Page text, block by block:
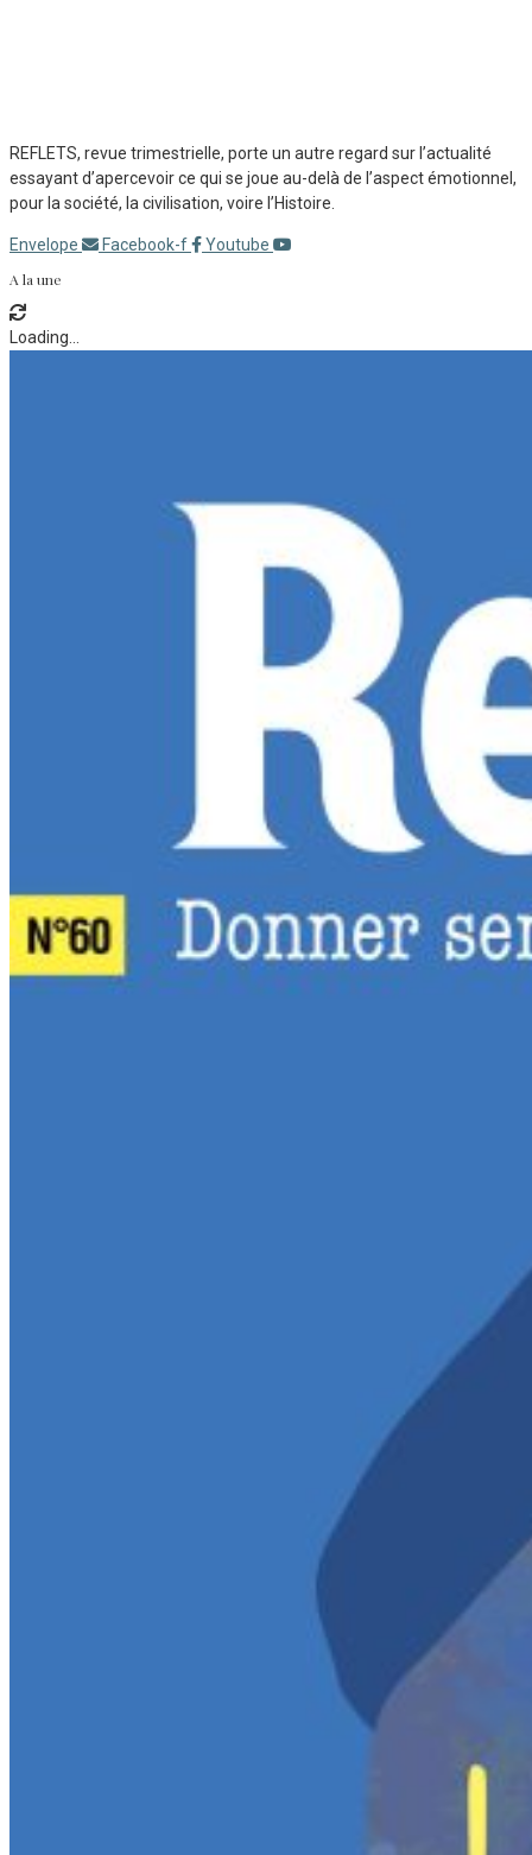
REFLETS, revue trimestrielle, porte un autre regard sur l’actualité
essayant d’apercevoir ce qui se joue au-delà de l’aspect émotionnel,
pour la société, la civilisation, voire l’Histoire.
Envelope Facebook-f
Youtube
A la une
Loading...